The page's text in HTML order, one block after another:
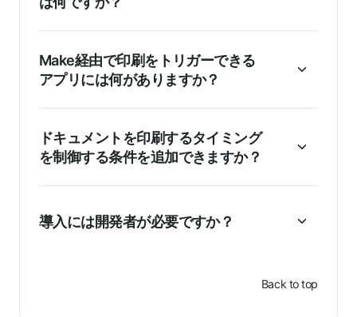
Make経由で印刷をトリガーできる
アプリには何がありますか？
ドキュメントを印刷するタイミング
を制御する条件を追加できますか？
導入には開発者が必要ですか？
Back to top